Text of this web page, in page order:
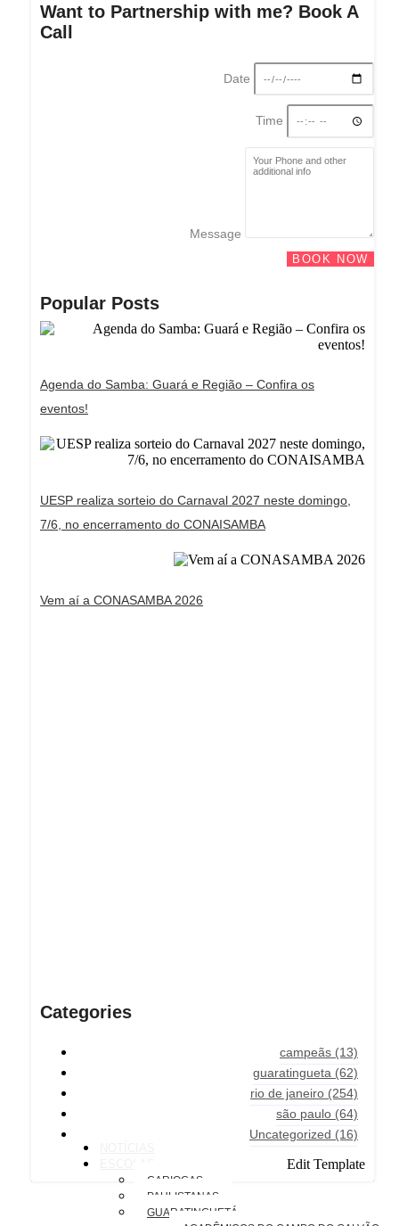
Want to Partnership with me? Book A
Call
Date
Time
Message
BOOK NOW
Popular Posts
Agenda do Samba: Guará e Região – Confira os
eventos!
UESP realiza sorteio do Carnaval 2027 neste domingo,
7/6, no encerramento do CONAISAMBA
Vem aí a CONASAMBA 2026
Categories
campeãs (13)
guaratingueta (62)
rio de janeiro (254)
são paulo (64)
Uncategorized (16)
Edit Template
CARIOCAS
PAULISTANAS
GUARATINGUETÁ